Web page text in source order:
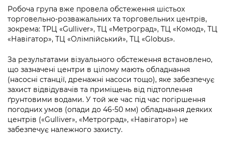
Підприємства, установи, організації
Kyiv International Relations
Річні звіти
Гендерна політика
Безбар'єрність
Київська міська військова адміністрація
Пам'ятки культурної спадщини
Портал Захисників та Захисниць
Портал послуг
Міський застосунок Київ Цифровий
Важливе під час воєнного стану
«Ініціатива «Партнерство «Відкритий
Уряд» – місцевий рівень»
Важливе під час воєнного стану
Про відкриті дані
Портал даних Києва
Публічні дашборди
Робоча група вже провела обстеження шістьох
торговельно-розважальних та торговельних центрів,
зокрема: ТРЦ «Gulliver», ТЦ «Метроград», ТЦ «Комод», ТЦ
«Навігатор», ТЦ «Олімпійський», ТЦ «Globus».
За результатами візуального обстеження встановлено,
що зазначені центри в цілому мають обладнання
(насосні станції, дренажні насоси тощо), яке забезпечує
захист відвідувачів та приміщень від підтоплення
ґрунтовими водами. У той же час під час погіршення
погодних умов (опади до 46-50 мм) обладнання деяких
центрів («Gulliver», «Метроград», «Навігатор») не
забезпечує належного захисту.